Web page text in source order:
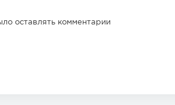
оставлять комментарии